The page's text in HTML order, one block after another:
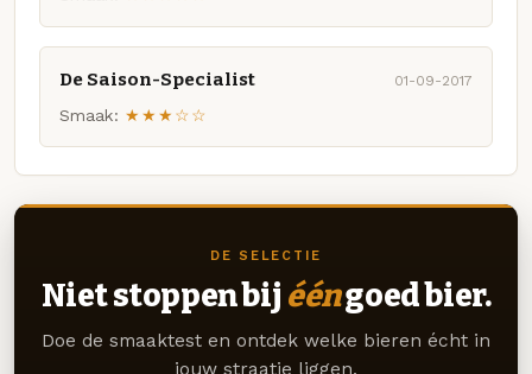
De Saison-Specialist 01-09-2017
Smaak: ★★★☆☆
DE SELECTIE
Niet stoppen bij ééngoed bier.
Doe de smaaktest en ontdek welke bieren écht in